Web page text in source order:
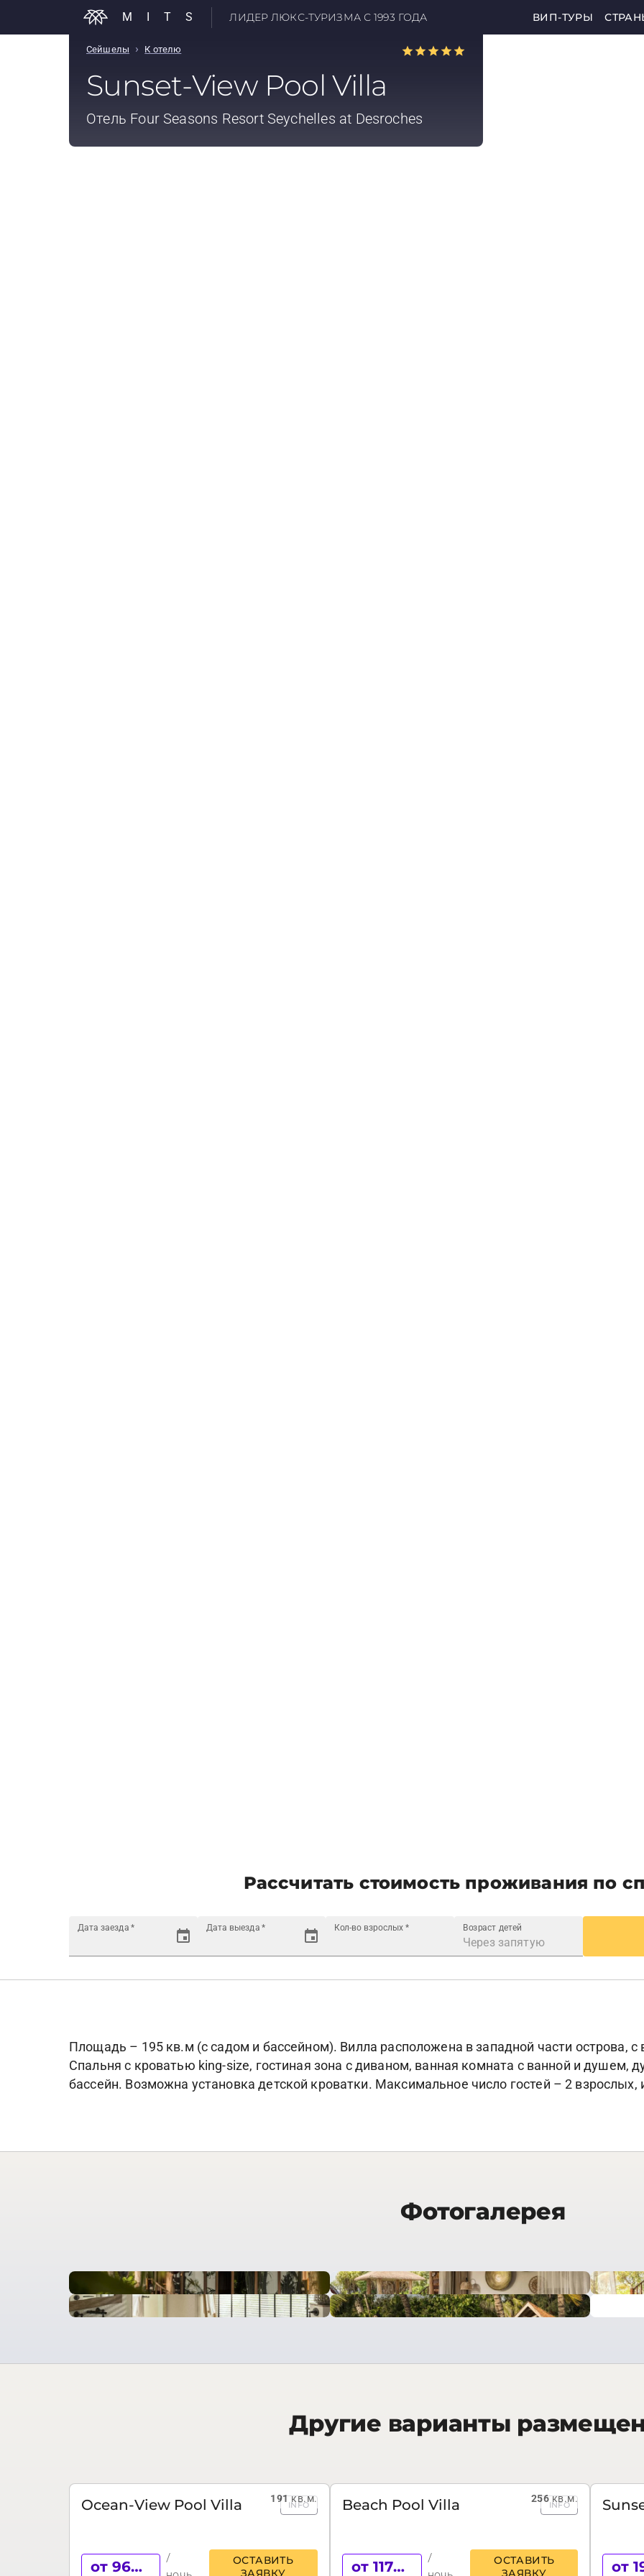
MITS ЛИДЕР ЛЮКС-ТУРИЗМА С 1993 ГОДА ВИП-ТУРЫ
Сейшелы › К отелю
Sunset-View Pool Villa
Отель Four Seasons Resort Seychelles at Desroches
Рассчитать стоимость проживания по
Дата заезда * Дата выезда * Кол-во взрослых * Возраст детей
Площадь – 195 кв.м (с садом и бассейном). Вилла расположена в западной части острова,
Спальня с кроватью king-size, гостиная зона с диваном, ванная комната с ванной и душем,
бассейн. Возможна установка детской кроватки. Максимальное число гостей – 2 взрослых,
Фотогалерея
Другие варианты
191кв.м.
Ocean-View Pool Villa INFO
от 969 €
/
ОСТАВИТЬ
ЗАЯВКУ
256кв.м.
Beach Pool Villa INFO
от 1177 €
/
ОСТАВИТЬ
ЗАЯВКУ